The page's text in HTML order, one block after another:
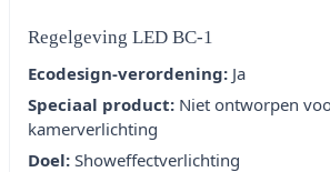
Regelgeving LED BC-1
Ecodesign-verordening: Ja
Speciaal product: Niet ontworpen
kamerverlichting
Doel: Showeffectverlichting